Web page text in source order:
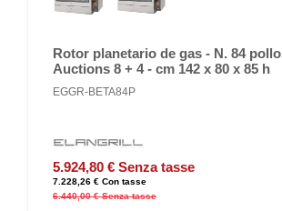
Rotor planetario de gas - N. 84
Auctions 8 + 4 - cm 142 x 80 x 85 h
EGGR-BETA84P
5.924,80 € Senza tasse
7.228,26 € Con tasse
6.440,00 € Senza tasse